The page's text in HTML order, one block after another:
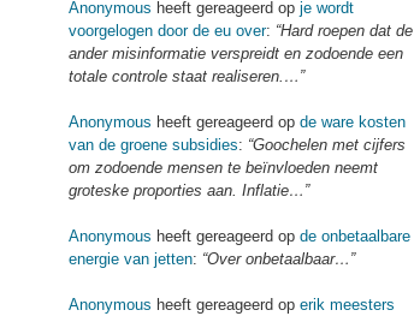
Anonymous heeft gereageerd op je wordt
voorgelogen door de eu over: “Hard roepen dat de
ander misinformatie verspreidt en zodoende een
totale controle staat realiseren.…”
Anonymous heeft gereageerd op de ware kosten
van de groene subsidies: “Goochelen met cijfers
om zodoende mensen te beïnvloeden neemt
groteske proporties aan. Inflatie…”
Anonymous heeft gereageerd op de onbetaalbare
energie van jetten: “Over onbetaalbaar…”
Anonymous heeft gereageerd op erik meesters